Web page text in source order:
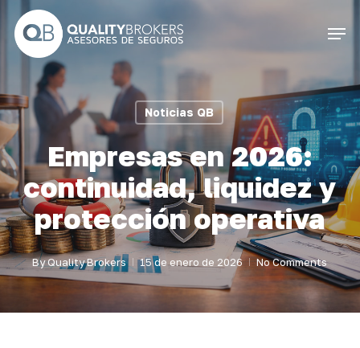
main
content
Noticias QB
Empresas en 2026:
continuidad, liquidez y
protección operativa
ByQuality Brokers 15 de enero de 2026 No Comments